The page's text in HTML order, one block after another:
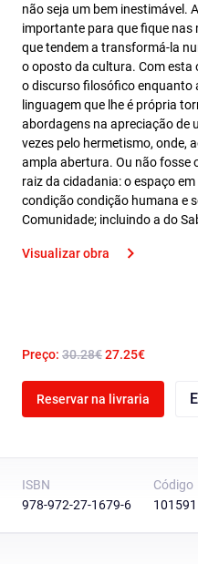
não seja um bem inestimável.
importante para que fique
que tendem a transformá-la
o oposto da cultura. Com esta
o discurso filosófico enquanto
linguagem que lhe é própria
abordagens na apreciação de
vezes pelo hermetismo, onde,
ampla abertura. Ou não fosse
raiz da cidadania: o espaço
condição condição humana e
Comunidade; incluindo a do
Visualizar obra
Preço: 30.28€27.25€
Reservar na livraria
ISBN
978-972-27-1679-6
Código